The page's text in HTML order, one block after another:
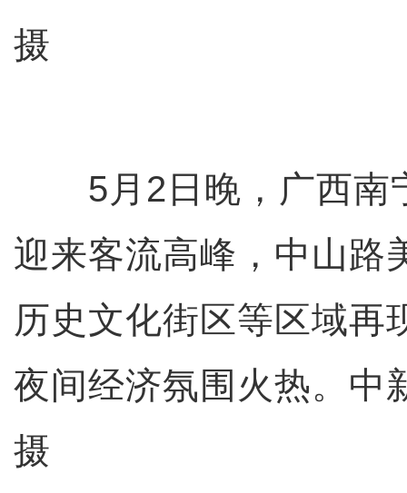
摄
5月2日晚，广西南
迎来客流高峰，中山路
历史文化街区等区域再
夜间经济氛围火热。中
摄